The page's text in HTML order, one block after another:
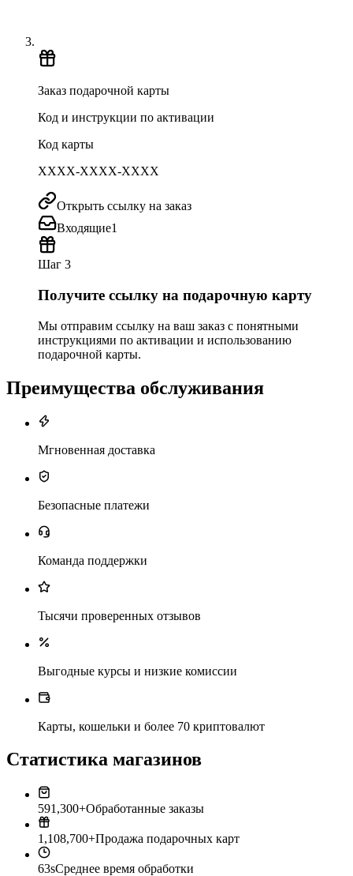
Заказ подарочной карты
Код и инструкции по активации
Код карты
XXXX-XXXX-XXXX
Открыть ссылку на заказ
Входящие1
Шаг 3
Получите ссылку на подарочную карту
Мы отправим ссылку на ваш заказ с понятными
инструкциями по активации и использованию
подарочной карты.
Преимущества обслуживания
Мгновенная доставка
Безопасные платежи
Команда поддержки
Тысячи проверенных отзывов
Выгодные курсы и низкие комиссии
Карты, кошельки и более 70 криптовалют
Статистика магазинов
591,300+Обработанные заказы
1,108,700+Продажа подарочных карт
63sСреднее время обработки